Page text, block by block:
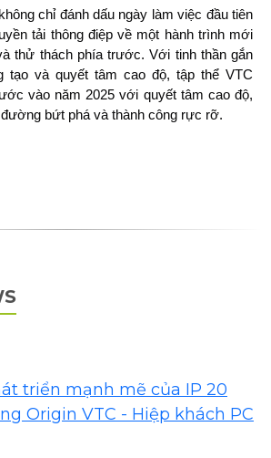
chỉ đánh dấu ngày làm việc đầu tiên
tải thông điệp về một hành trình mới
thử thách phía trước. Với tinh thần gắn
tạo và quyết tâm cao độ, tập thể VTC
vào năm 2025 với quyết tâm cao độ,
bứt phá và thành công rực rỡ.